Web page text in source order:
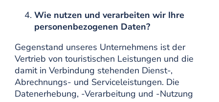
Wie nutzen und verarbeiten wir Ihre
personenbezogenen Daten?
Gegenstand unseres Unternehmens ist der
Vertrieb von touristischen Leistungen und die
damit in Verbindung stehenden Dienst-,
Abrechnungs- und Serviceleistungen. Die
Datenerhebung, -Verarbeitung und -Nutzung